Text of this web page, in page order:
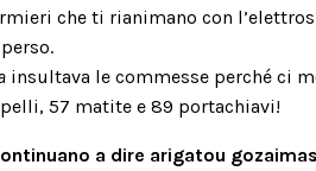
che ti rianimano con
insultava le commesse perché ci
57 matite e 89 portachiavi!
a dire arigatou